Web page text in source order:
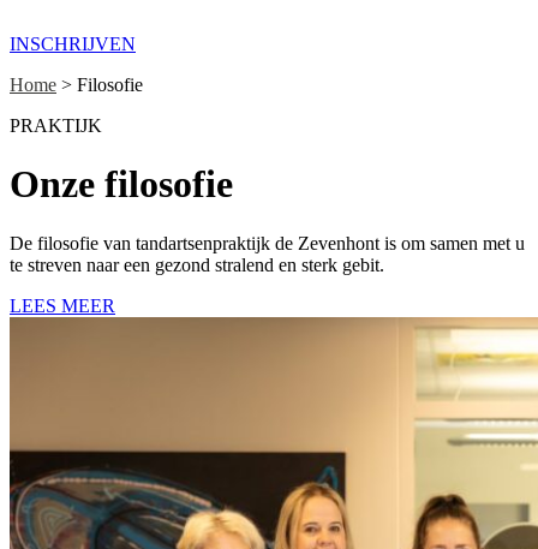
INSCHRIJVEN
Home > Filosofie
PRAKTIJK
Onze filosofie
De filosofie van tandartsenpraktijk de Zevenhont is om samen met u
te streven naar een gezond stralend en sterk gebit.
LEES MEER